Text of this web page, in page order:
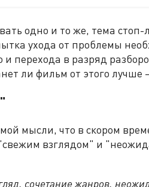
одно и то же, тема стоп-
ухода от проблемы
и перехода в разряд
ли фильм от этого лучше
мысли, что в скором
взглядом" и
сочетание жанров,